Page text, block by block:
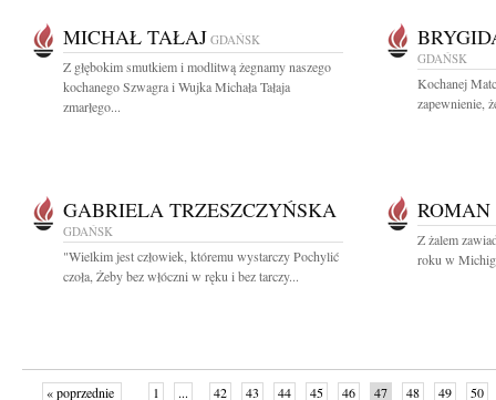
MICHAŁ TAŁAJ GDAŃSK
Z głębokim smutkiem i modlitwą żegnamy naszego
kochanego Szwagra i Wujka Michała Tałaja
zmarłego...
GDAŃSK
Kochanej
zapewnienie,
GABRIELA TRZESZCZYŃSKA
GDAŃSK
"Wielkim jest człowiek, któremu wystarczy Pochylić
czoła, Żeby bez włóczni w ręku i bez tarczy...
Z żalem
roku w
« poprzednie 1 ... 42 43 44 45 46 47 48 49 50